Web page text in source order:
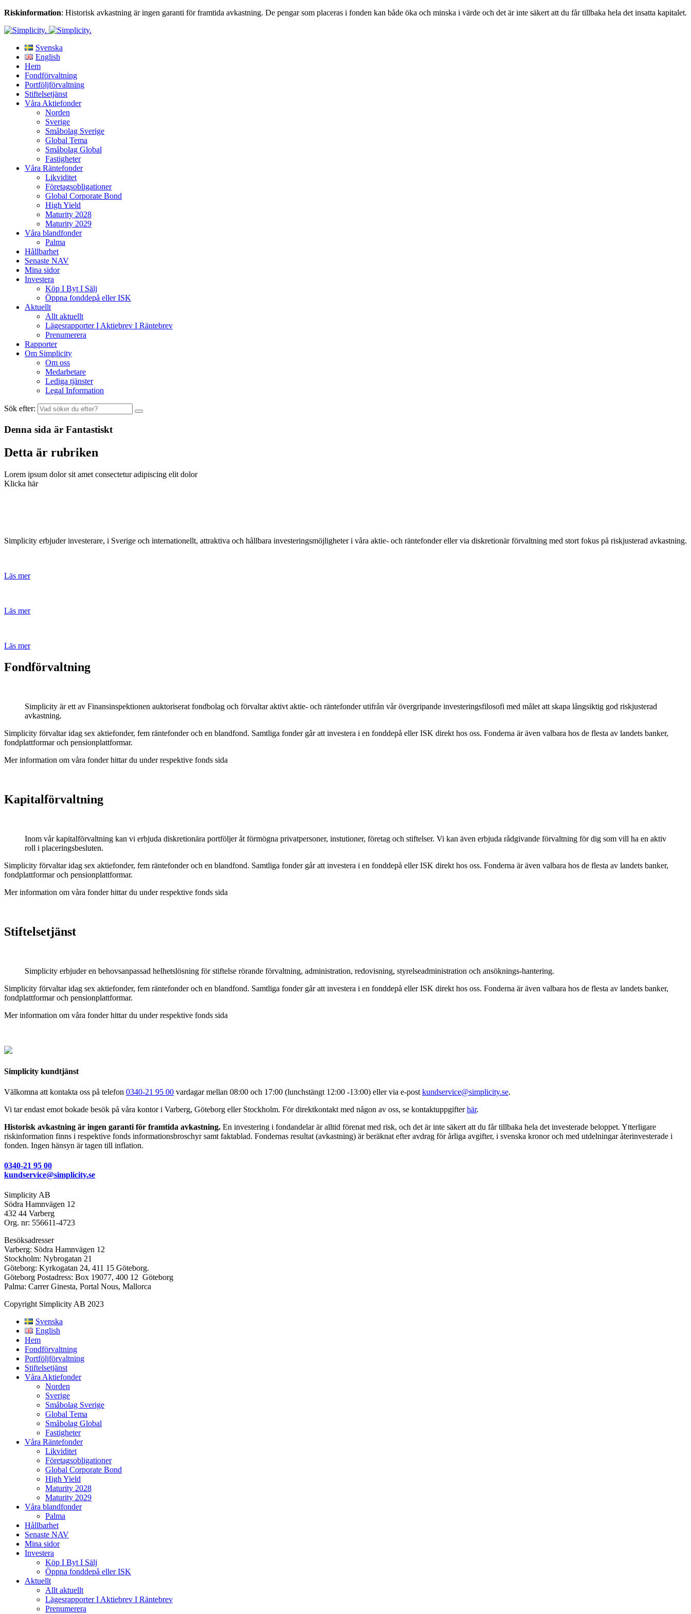
Riskinformation: Historisk avkastning är ingen garanti för framtida avkastning. De pengar som placeras i fonden kan både öka och minska i värde och det är inte säkert att du får tillbaka hela det insatta kapitalet.
Svenska
English
Hem
Fondförvaltning
Portföljförvaltning
Stiftelsetjänst
Våra Aktiefonder
Norden
Sverige
Småbolag Sverige
Global Tema
Småbolag Global
Fastigheter
Våra Räntefonder
Likviditet
Företagsobligationer
Global Corporate Bond
High Yield
Maturity 2028
Maturity 2029
Våra blandfonder
Palma
Hållbarhet
Senaste NAV
Mina sidor
Investera
Köp I Byt I Sälj
Öppna fonddepå eller ISK
Aktuellt
Allt aktuellt
Lägesrapporter I Aktiebrev I Räntebrev
Prenumerera
Rapporter
Om Simplicity
Om oss
Medarbetare
Lediga tjänster
Legal Information
Sök efter:
Denna sida är Fantastiskt
Detta är rubriken
Lorem ipsum dolor sit amet consectetur adipiscing elit dolor
Klicka här
Simplicity erbjuder investerare, i Sverige och internationellt, attraktiva och hållbara investeringsmöjligheter i våra aktie- och räntefonder eller via diskretionär förvaltning med stort fokus på riskjusterad avkastning.
Läs mer
Läs mer
Läs mer
Fondförvaltning
Simplicity är ett av Finansinspektionen auktoriserat fondbolag och förvaltar aktivt aktie- och räntefonder utifrån vår övergripande investeringsfilosofi med målet att skapa långsiktig god riskjusterad
avkastning.
Simplicity förvaltar idag sex aktiefonder, fem räntefonder och en blandfond. Samtliga fonder går att investera i en fonddepå eller ISK direkt hos oss. Fonderna är även valbara hos de flesta av landets banker,
fondplattformar och pensionplattformar.
Mer information om våra fonder hittar du under respektive fonds sida
Kapitalförvaltning
Inom vår kapitalförvaltning kan vi erbjuda diskretionära portföljer åt förmögna privatpersoner, instutioner, företag och stiftelser. Vi kan även erbjuda rådgivande förvaltning för dig som vill ha en aktiv
roll i placeringsbesluten.
Simplicity förvaltar idag sex aktiefonder, fem räntefonder och en blandfond. Samtliga fonder går att investera i en fonddepå eller ISK direkt hos oss. Fonderna är även valbara hos de flesta av landets banker,
fondplattformar och pensionplattformar.
Mer information om våra fonder hittar du under respektive fonds sida
Stiftelsetjänst
Simplicity erbjuder en behovsanpassad helhetslösning för stiftelse rörande förvaltning, administration, redovisning, styrelseadministration och ansöknings-hantering.
Simplicity förvaltar idag sex aktiefonder, fem räntefonder och en blandfond. Samtliga fonder går att investera i en fonddepå eller ISK direkt hos oss. Fonderna är även valbara hos de flesta av landets banker,
fondplattformar och pensionplattformar.
Mer information om våra fonder hittar du under respektive fonds sida
Simplicity kundtjänst
Välkomna att kontakta oss på telefon 0340-21 95 00 vardagar mellan 08:00 och 17:00 (lunchstängt 12:00 -13:00) eller via e-post kundservice@simplicity.se.
Vi tar endast emot bokade besök på våra kontor i Varberg, Göteborg eller Stockholm. För direktkontakt med någon av oss, se kontaktuppgifterhär.
Historisk avkastning är ingen garanti för framtida avkastning. En investering i fondandelar är alltid förenat med risk, och det är inte säkert att du får tillbaka hela det investerade beloppet. Ytterligare
riskinformation finns i respektive fonds informationsbroschyr samt faktablad. Fondernas resultat (avkastning) är beräknat efter avdrag för årliga avgifter, i svenska kronor och med utdelningar återinvesterade i
fonden. Ingen hänsyn är tagen till inflation.
0340-21 95 00
kundservice@simplicity.se
Simplicity AB
Södra Hamnvägen 12
432 44 Varberg
Org. nr: 556611-4723
Besöksadresser
Varberg: Södra Hamnvägen 12
Stockholm: Nybrogatan 21
Göteborg: Kyrkogatan 24, 411 15 Göteborg.
Göteborg Postadress: Box 19077, 400 12 Göteborg
Palma: Carrer Ginesta, Portal Nous, Mallorca
Copyright Simplicity AB 2023
Svenska
English
Hem
Fondförvaltning
Portföljförvaltning
Stiftelsetjänst
Våra Aktiefonder
Norden
Sverige
Småbolag Sverige
Global Tema
Småbolag Global
Fastigheter
Våra Räntefonder
Likviditet
Företagsobligationer
Global Corporate Bond
High Yield
Maturity 2028
Maturity 2029
Våra blandfonder
Palma
Hållbarhet
Senaste NAV
Mina sidor
Investera
Köp I Byt I Sälj
Öppna fonddepå eller ISK
Aktuellt
Allt aktuellt
Lägesrapporter I Aktiebrev I Räntebrev
Prenumerera